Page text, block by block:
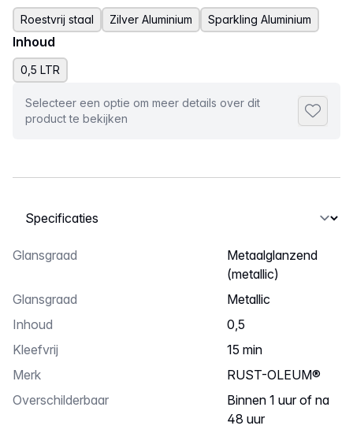
Roestvrij staal Zilver Aluminium Sparkling Aluminium
Inhoud
0,5 LTR
Selecteer een optie om meer details over dit
product te bekijken
Selecteer een tabblad
glansgraad
metaalglanzend
(metallic)
Glansgraad
Metallic
inhoud
0,5
Kleefvrij
15 min
Merk
RUST-OLEUM®
Overschilderbaar
binnen 1 uur of na
48 uur